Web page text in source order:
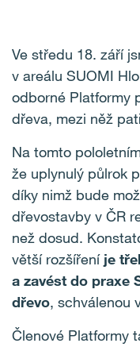
Ve středu 18. září
v areálu SUOMI
odborné Platformy
dřeva, mezi něž
Na tomto
že uplynulý půlrok
díky nimž bude
dřevostavby v ČR
než dosud.
větší rozšíření je
a zavést do praxe
dřevo, schválenou
Členové Platformy